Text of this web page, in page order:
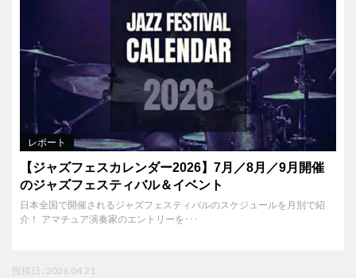
レポート
【ジャズフェスカレンダー2026】7月／8月／9月開催
のジャズフェスティバル＆イベント
日本全国で開催されるジャズフェスティバルのスケジュールを月別で紹
介！ アマチュア演奏家のエントリーを･･･
投稿日 : 2026.04.21